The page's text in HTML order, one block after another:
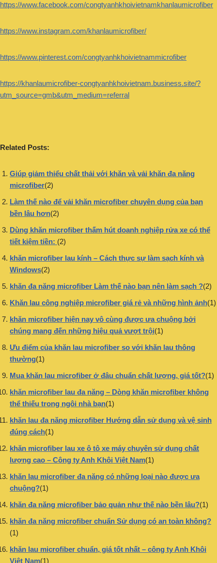
https://www.facebook.com/congtyanhkhoivietnamkhanlaumicrofiber
https://www.instagram.com/khanlaumicrofiber/
https://www.pinterest.com/congtyanhkhoivietnammicrofiber
https://khanlaumicrofiber-congtyanhkhoivietnam.business.site/?
utm_source=gmb&utm_medium=referral
Related Posts:
Giúp giảm thiểu chất thải với khăn và vải khăn đa năng
microfiber(2)
Làm thế nào để vải khăn microfiber chuyên dụng của bạn
bền lâu hơn(2)
Dùng khăn microfiber thấm hút doanh nghiệp rửa xe có thể
tiết kiệm tiền: (2)
khăn microfiber lau kính – Cách thực sự làm sạch kính và
Windows(2)
khăn đa năng microfiber Làm thế nào bạn nên làm sạch ?(2)
Khăn lau công nghiệp microfiber giá rẻ và những hình ảnh(1)
khăn microfiber hiện nay vô cùng được ưa chuộng bởi
chúng mang đến những hiệu quả vượt trội(1)
Ưu điểm của khăn lau microfiber so với khăn lau thông
thường(1)
Mua khăn lau microfiber ở đâu chuẩn chất lượng, giá tốt?(1)
khăn microfiber lau đa năng – Dòng khăn microfiber không
thể thiếu trong ngôi nhà bạn(1)
khăn lau đa năng microfiber Hướng dẫn sử dụng và vệ sinh
đúng cách(1)
khăn microfiber lau xe ô tô xe máy chuyên sử dụng chất
lượng cao – Công ty Anh Khôi Việt Nam(1)
khăn lau microfiber đa năng có những loại nào được ưa
chuộng?(1)
khăn đa năng microfiber bảo quản như thế nào bền lâu?(1)
khăn đa năng microfiber chuẩn Sử dụng có an toàn không?
(1)
khăn lau microfiber chuẩn, giá tốt nhất – công ty Anh Khôi
Việt Nam(1)